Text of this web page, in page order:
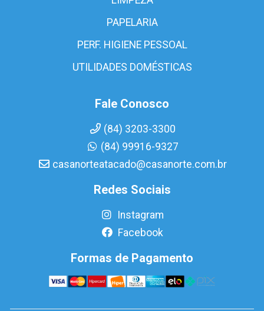
PAPELARIA
PERF. HIGIENE PESSOAL
UTILIDADES DOMÉSTICAS
Fale Conosco
(84) 3203-3300
(84) 99916-9327
casanorteatacado@casanorte.com.br
Redes Sociais
Instagram
Facebook
Formas de Pagamento